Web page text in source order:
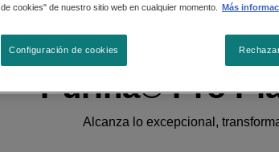
Purina® Pro
Alcanza lo excepcional,
de cookies" de nuestro sitio web en cualquier momento.
Más
Configuración de cookies